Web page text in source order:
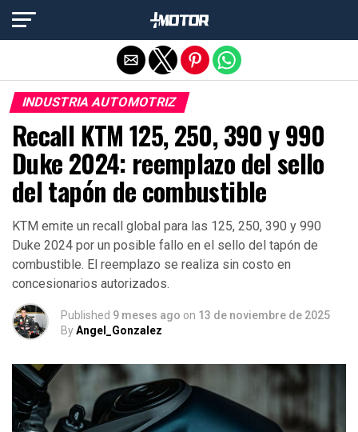
INDUSTRIA AUTOMOTRIZ
Recall KTM 125, 250, 390 y 990
Duke 2024: reemplazo del sello
del tapón de combustible
KTM emite un recall global para las 125, 250, 390 y 990
Duke 2024 por un posible fallo en el sello del tapón de
combustible. El reemplazo se realiza sin costo en
concesionarios autorizados.
Published 9 meses ago on 13 de noviembre de 2025
ByAngel_Gonzalez
Salir de la versión móvil